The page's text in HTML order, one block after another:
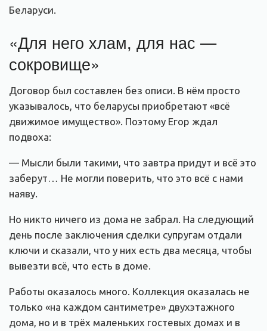
Беларуси.
«Для него хлам, для нас —
сокровище»
Договор был составлен без описи. В нём просто
указывалось, что беларусы приобретают «всё
движимое имущество». Поэтому Егор ждал
подвоха:
— Мысли были такими, что завтра придут и всё это
заберут… Не могли поверить, что это всё с нами
наяву.
Но никто ничего из дома не забрал. На следующий
день после заключения сделки супругам отдали
ключи и сказали, что у них есть два месяца, чтобы
вывезти всё, что есть в доме.
Работы оказалось много. Коллекция оказалась не
только «на каждом сантиметре» двухэтажного
дома, но и в трёх маленьких гостевых домах и в